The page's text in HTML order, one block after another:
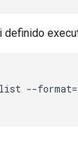
list --